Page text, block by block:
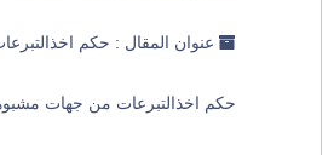
عنوان المقال : حكم
حكم اخذالتبرعات من جهات